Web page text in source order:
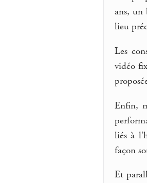
ans, un
lieu
Les
vidéo
Enfin,
liés à
façon
Et